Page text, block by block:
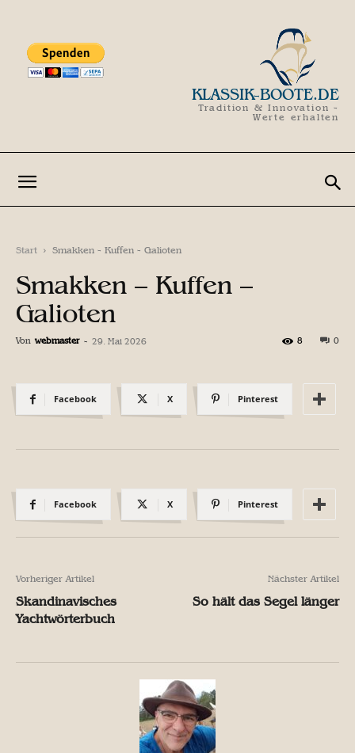
KLASSIK-BOOTE.DE
Tradition & Innovation -
Werte erhalten
Start Smakken - Kuffen - Galioten
Smakken – Kuffen –
Galioten
Von webmaster - 29. Mai 2026 0
8
Facebook X Pinterest
Facebook X Pinterest
Vorheriger Artikel
Skandinavisches
Yachtwörterbuch
Nächster Artikel
So hält das Segel länger